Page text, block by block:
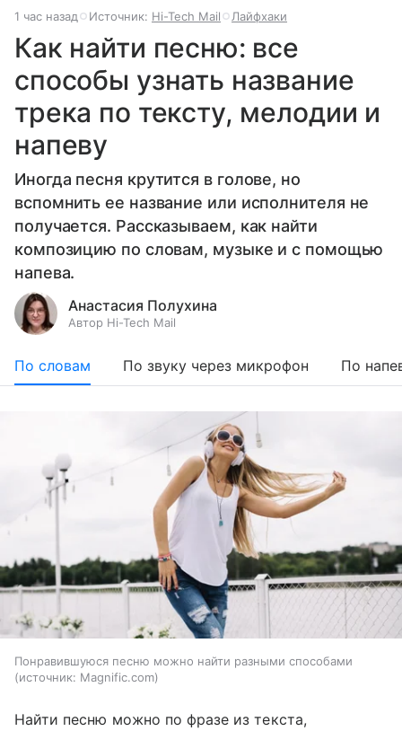
1 час назад Источник: Hi-Tech Mail Лайфхаки
Как найти песню: все
способы узнать название
трека по тексту, мелодии и
напеву
Иногда песня крутится в голове, но
вспомнить ее название или исполнителя не
получается. Рассказываем, как найти
композицию по словам, музыке и с помощью
напева.
Анастасия Полухина
Автор Hi-Tech Mail
По словам По звуку через микрофон По
Понравившуюся песню можно найти разными способами
источник: Magnific.com
Найти песню можно по фразе из текста,